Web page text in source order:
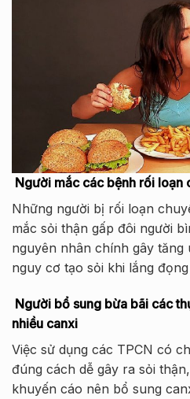
Người mắc các bệnh rối loạn
Những người bị rối loạn
mắc sỏi thận gấp đôi người
nguyên nhân chính gây tăng
nguy cơ tạo sỏi khi lắng
Người bổ sung bừa bãi các
nhiều canxi
Việc sử dụng các TPCN có
đúng cách dễ gây ra sỏi
khuyến cáo nên bổ sung